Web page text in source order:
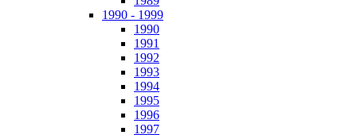
1990 - 1999
1990
1991
1992
1993
1994
1995
1996
1997